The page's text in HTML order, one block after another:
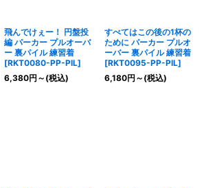
飛んでけぇー！ 円盤投
編 パーカー プルオーバ
ー 裏パイル 練習着
[RKT0080-PP-PIL]
6,380円 ～ (税込)
すべてはこの後の1杯の
ために パーカー プルオ
ーバー 裏パイル 練習着
[RKT0095-PP-PIL]
6,180円 ～ (税込)